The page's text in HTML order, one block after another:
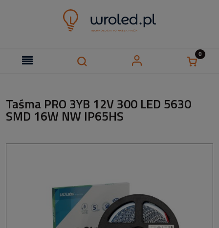
Taśma PRO 3YB 12V 300 LED 5630
SMD 16W NW IP65HS